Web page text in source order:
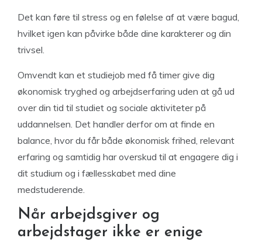
Det kan føre til stress og en følelse af at være bagud,
hvilket igen kan påvirke både dine karakterer og din
trivsel.
Omvendt kan et studiejob med få timer give dig
økonomisk tryghed og arbejdserfaring uden at gå ud
over din tid til studiet og sociale aktiviteter på
uddannelsen. Det handler derfor om at finde en
balance, hvor du får både økonomisk frihed, relevant
erfaring og samtidig har overskud til at engagere dig i
dit studium og i fællesskabet med dine
medstuderende.
Når arbejdsgiver og
arbejdstager ikke er enige